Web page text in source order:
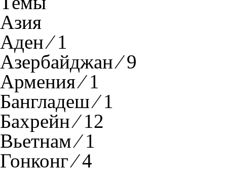
Азия
Аден ⁄ 1
Азербайджан ⁄ 9
Армения ⁄ 1
Бангладеш ⁄ 1
Бахрейн ⁄ 12
Вьетнам ⁄ 1
Гонконг ⁄ 4